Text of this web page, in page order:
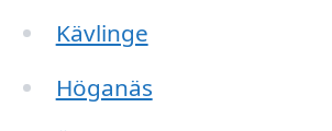
Kävlinge
Höganäs